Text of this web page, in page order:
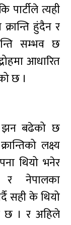
त्यही
हुंदैन र
सम्भव छ
आधारित
छ ।
झन बढेको छ
लक्ष्य
थियो भनेर
नेपालका
सही के थियो
छ । र अहिले